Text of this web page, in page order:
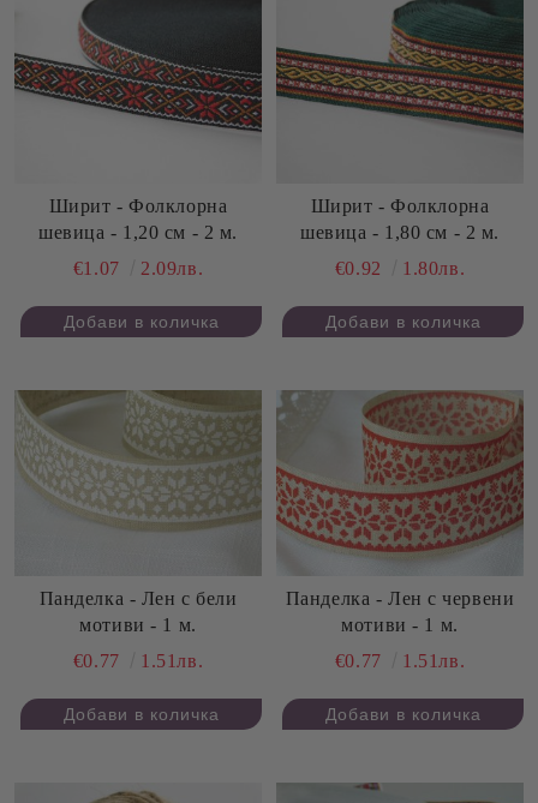
Ширит - Фолклорна
шевица - 1,20 см - 2 м.
€1.07
2.09лв.
Ширит - Фолклорна
шевица - 1,80 см - 2 м.
€0.92
1.80лв.
Панделка - Лен с бели
мотиви - 1 м.
€0.77
1.51лв.
Панделка - Лен с червени
мотиви - 1 м.
€0.77
1.51лв.